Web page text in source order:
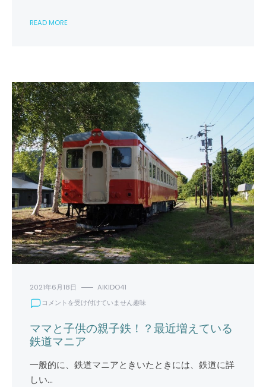
を
が
で
き
る
は
READ MORE
2021年6月18日
AIKIDO41
マ
と
子
供
の
親
子
コメントを受け付けていません趣味
ママと子供の親子鉄！？最近増えている
鉄道マニア
一般的に、鉄道マニアときいたときには、鉄道に詳
しい…